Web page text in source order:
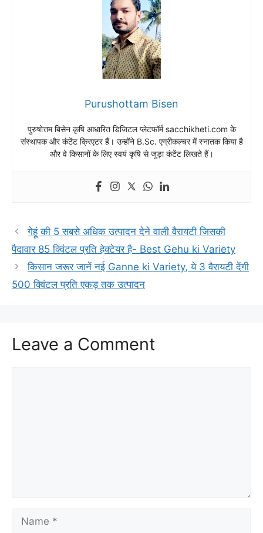
Purushottam Bisen
पुरुषोत्तम बिसेन कृषि आधारित डिजिटल प्लेटफॉर्म sacchikheti.com के
संस्थापक और कंटेंट क्रिएटर हैं। उन्होंने B.Sc. एग्रीकल्चर में स्नातक किया है
और वे किसानों के लिए स्वयं कृषि से जुड़ा कंटेंट लिखते हैं।
गेहूं की 5 सबसे अधिक उत्पादन देने वाली वैरायटी जिसकी
पैदावार 85 क्विंटल प्रति हेक्टेयर है- Best Gehu ki Variety
किसान जरूर जानें नई Ganne ki Variety, ये 3 वैरायटी देंगी
500 क्विंटल प्रति एकड़ तक उत्पादन
Leave a Comment